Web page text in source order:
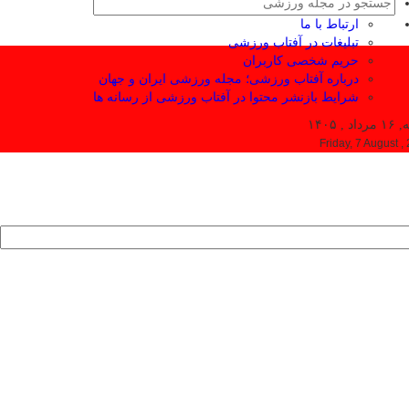
ارتباط با ما
تبلیغات در آفتاب ورزشی
حریم شخصی کاربران
درباره آفتاب ورزشی؛ مجله ورزشی ایران و جهان
شرایط بازنشر محتوا در آفتاب ورزشی از رسانه ها
Friday, 7 August ,